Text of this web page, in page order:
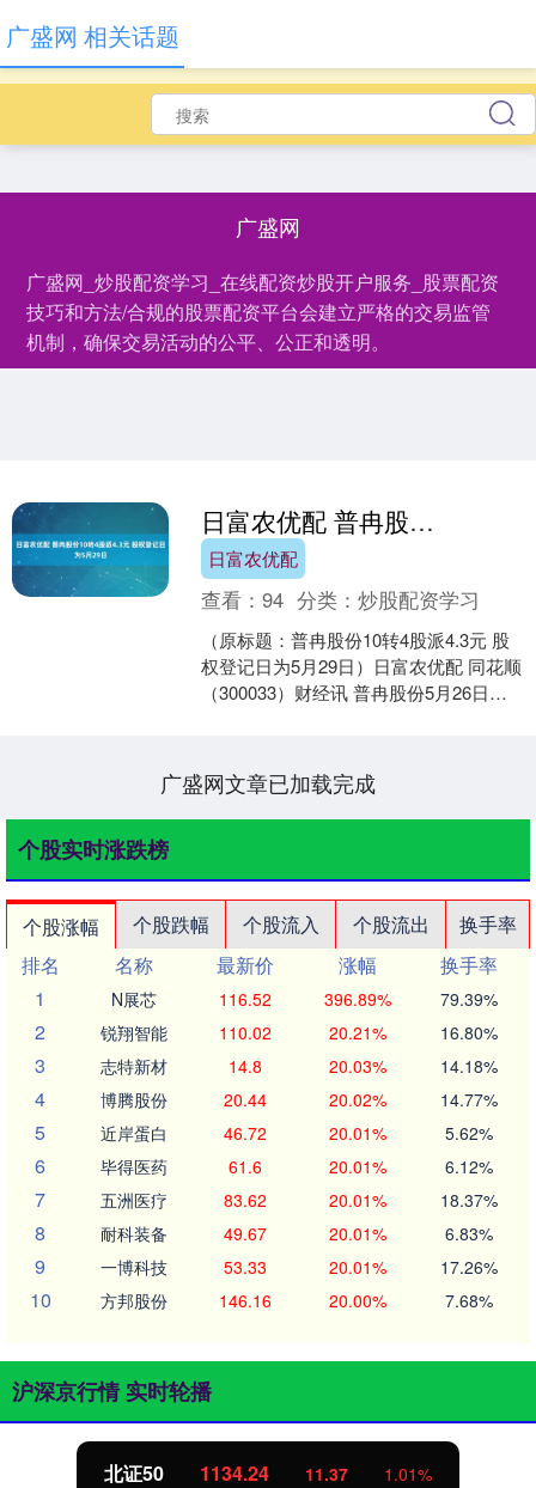
广盛网
广盛网_炒股配资学习_在线配资炒股开户服务_股票配资
技巧和方法/合规的股票配资平台会建立严格的交易监管
机制，确保交易活动的公平、公正和透明。
广盛网 相关话题
日富农优配 普冉股份10转4股派4.3元 股权登记日为5月29日
日富农优配
查看：94 分类：炒股配资学习
（原标题：普冉股份10转4股派4.3元 股
权登记日为5月29日）日富农优配 同花顺
（300033）财经讯 普冉股份5月26日公
广盛网文章已加载完成
个股实时涨跌榜
个股涨幅 个股跌幅 个股流入 个股流出
换手率
排名
名称 最新价 涨幅
换手率
1
N展芯 116.52 396.89% 79.39%
2 锐翔智能 110.02 20.21% 16.80%
3 志特新材 14.8 20.03% 14.18%
4 博腾股份 20.44 20.02% 14.77%
5 近岸蛋白 46.72 20.01% 5.62%
6 毕得医药 61.6 20.01% 6.12%
7 五洲医疗 83.62 20.01% 18.37%
8 耐科装备 49.67 20.01% 6.83%
9 一博科技 53.33 20.01% 17.26%
10 方邦股份 146.16 20.00% 7.68%
沪深京行情 实时轮播
北证50 1134.24 11.37 1.01%